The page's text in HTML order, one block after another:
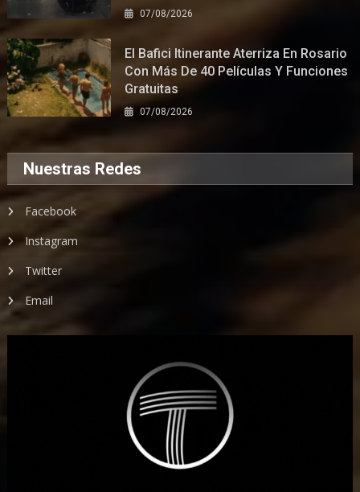
07/08/2026
El Bafici Itinerante Aterriza En Rosario
Con Más De 40 Películas Y Funciones
Gratuitas
07/08/2026
Nuestras Redes
Facebook
Instagram
Twitter
Email